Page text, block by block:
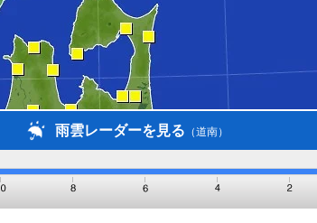
雨雲レーダーを見る （道南）